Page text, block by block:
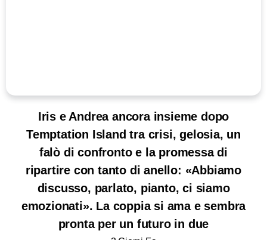
Iris e Andrea ancora insieme dopo
Temptation Island tra crisi, gelosia, un
falò di confronto e la promessa di
ripartire con tanto di anello: «Abbiamo
discusso, parlato, pianto, ci siamo
emozionati». La coppia si ama e sembra
pronta per un futuro in due